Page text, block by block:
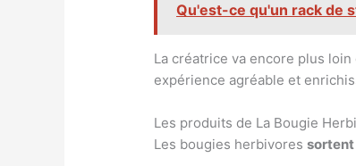
Qu'est-ce qu'un rack de
La créatrice va encore plus
expérience agréable et
Les produits de La Bougie
Les bougies herbivores